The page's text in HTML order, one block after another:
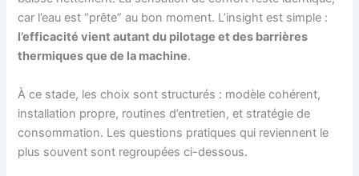
car l’eau est “prête” au bon moment. L’insight est simple :
l’efficacité vient autant du pilotage et des barrières
thermiques que de la machine.
À ce stade, les choix sont structurés : modèle cohérent,
installation propre, routines d’entretien, et stratégie de
consommation. Les questions pratiques qui reviennent le
plus souvent sont regroupées ci-dessous.